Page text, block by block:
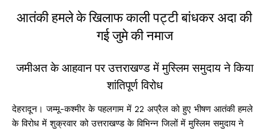
आतंकी हमले के खिलाफ काली पट्टी बांधकर अदा की
गई जुमे की नमाज
जमीअत के आहवान पर उत्तराखण्ड में मुस्लिम समुदाय ने किया
शांतिपूर्ण विरोध
देहरादून। जम्मू-कश्मीर के पहलगाम में 22 अप्रैल को हुए भीषण आतंकी हमले
के विरोध में शुक्रवार को उत्तराखण्ड के विभिन्न जिलों में मुस्लिम समुदाय ने